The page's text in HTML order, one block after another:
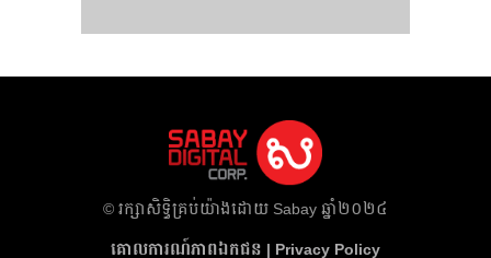
​© រក្សា​សិទ្ធិ​គ្រប់​យ៉ាង​ដោយ​ Sabay ឆ្នាំ​២០២៤
គោលការណ៍​ភាព​ឯកជន | Privacy Policy